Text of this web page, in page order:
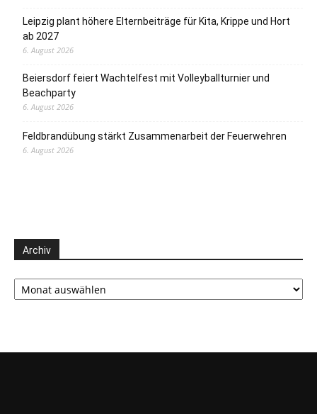
Leipzig plant höhere Elternbeiträge für Kita, Krippe und Hort
ab 2027
6. August 2026
Beiersdorf feiert Wachtelfest mit Volleyballturnier und
Beachparty
6. August 2026
Feldbrandübung stärkt Zusammenarbeit der Feuerwehren
6. August 2026
Archiv
Archiv